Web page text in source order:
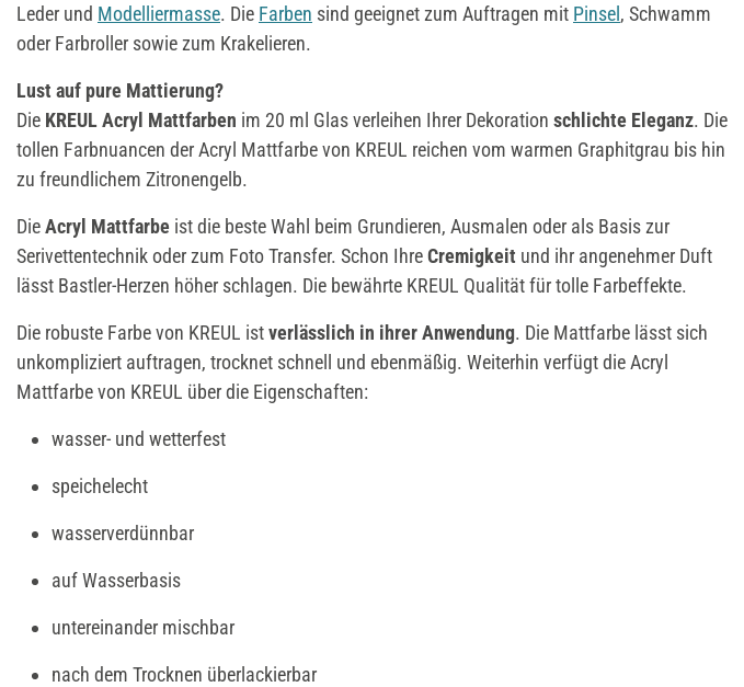
Leder und Modelliermasse. Die Farben sind geeignet zum Auftragen mit Pinsel, Schwamm
oder Farbroller sowie zum Krakelieren.
Lust auf pure Mattierung?
Die KREUL Acryl Mattfarben im 20 ml Glas verleihen Ihrer Dekoration schlichte Eleganz. Die
tollen Farbnuancen der Acryl Mattfarbe von KREUL reichen vom warmen Graphitgrau bis hin
zu freundlichem Zitronengelb.
DieAcryl Mattfarbe ist die beste Wahl beim Grundieren, Ausmalen oder als Basis zur
Serivettentechnik oder zum Foto Transfer. Schon IhreCremigkeit und ihr angenehmer Duft
lässt Bastler-Herzen höher schlagen. Die bewährte KREUL Qualität für tolle Farbeffekte.
Die robuste Farbe von KREUL istverlässlich in ihrer Anwendung. Die Mattfarbe lässt sich
unkompliziert auftragen, trocknet schnell und ebenmäßig. Weiterhin verfügt die Acryl
Mattfarbe von KREUL über die Eigenschaften:
wasser- und wetterfest
speichelecht
wasserverdünnbar
auf Wasserbasis
untereinander mischbar
nach dem Trocknen überlackierbar